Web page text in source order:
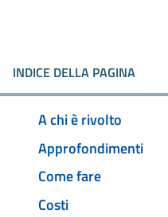
INDICE DELLA PAGINA
A chi è rivolto
Approfondimenti
Come fare
Costi